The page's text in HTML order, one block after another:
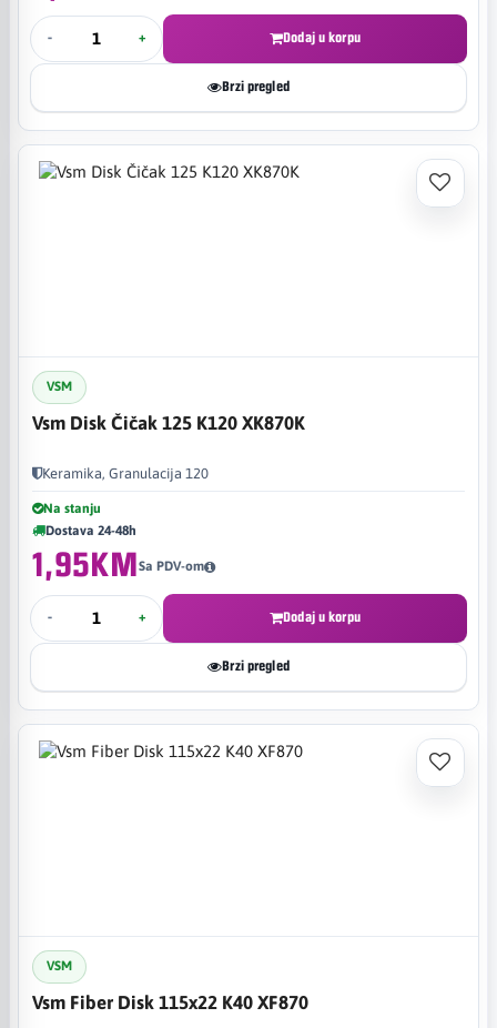
- + Dodaj u korpu
Brzi pregled
VSM
Vsm Disk Čičak 125 K120 XK870K
Keramika, Granulacija 120
Na stanju
Dostava 24-48h
1,95KMSa PDV-om
- + Dodaj u korpu
Brzi pregled
VSM
Vsm Fiber Disk 115x22 K40 XF870